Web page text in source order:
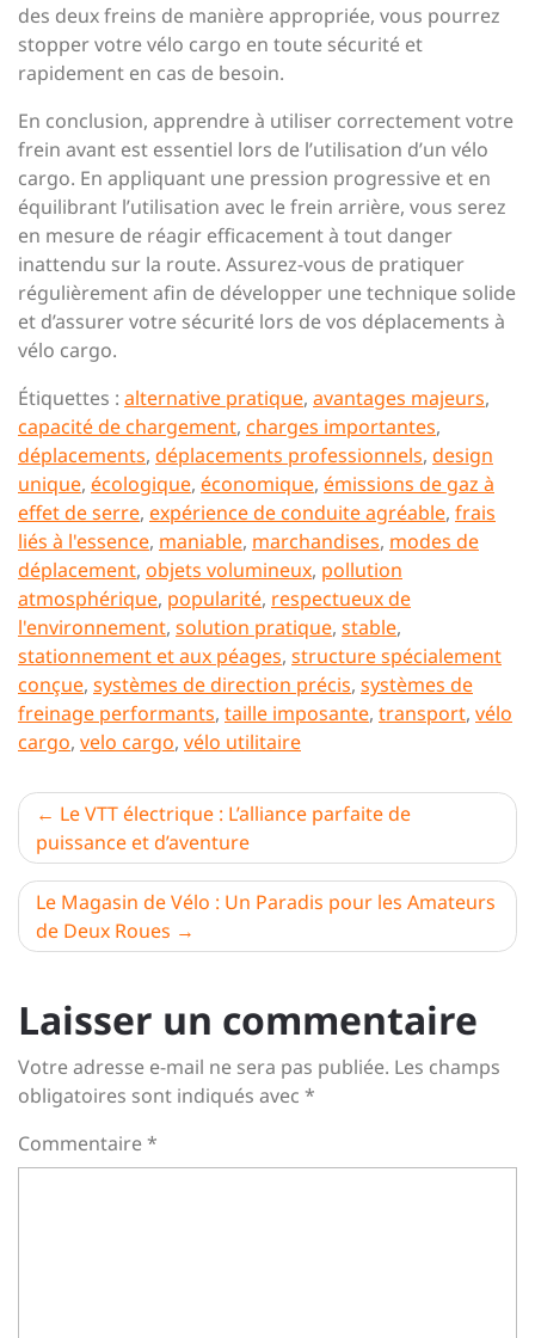
des deux freins de manière appropriée, vous pourrez
stopper votre vélo cargo en toute sécurité et
rapidement en cas de besoin.
En conclusion, apprendre à utiliser correctement votre
frein avant est essentiel lors de l’utilisation d’un vélo
cargo. En appliquant une pression progressive et en
équilibrant l’utilisation avec le frein arrière, vous serez
en mesure de réagir efficacement à tout danger
inattendu sur la route. Assurez-vous de pratiquer
régulièrement afin de développer une technique solide
et d’assurer votre sécurité lors de vos déplacements à
vélo cargo.
Étiquettes : alternative pratique, avantages majeurs,
capacité de chargement, charges importantes,
déplacements, déplacements professionnels, design
unique, écologique, économique, émissions de gaz à
effet de serre, expérience de conduite agréable, frais
liés à l'essence, maniable, marchandises, modes de
déplacement, objets volumineux, pollution
atmosphérique, popularité, respectueux de
l'environnement, solution pratique, stable,
stationnement et aux péages, structure spécialement
conçue, systèmes de direction précis, systèmes de
freinage performants, taille imposante, transport, vélo
cargo, velo cargo, vélo utilitaire
Navigation
de
l’article
Le VTT électrique : L’alliance parfaite de
puissance et d’aventure
Le Magasin de Vélo : Un Paradis pour les Amateurs
de Deux Roues
Laisser un commentaire
Votre adresse e-mail ne sera pas publiée. Les champs
obligatoires sont indiqués avec *
Commentaire*